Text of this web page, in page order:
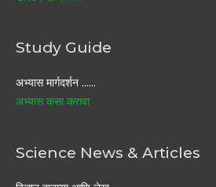
Study Guide
अभ्यास मार्गदर्शन ……
अभ्यास कसा करावा
Science News & Articles